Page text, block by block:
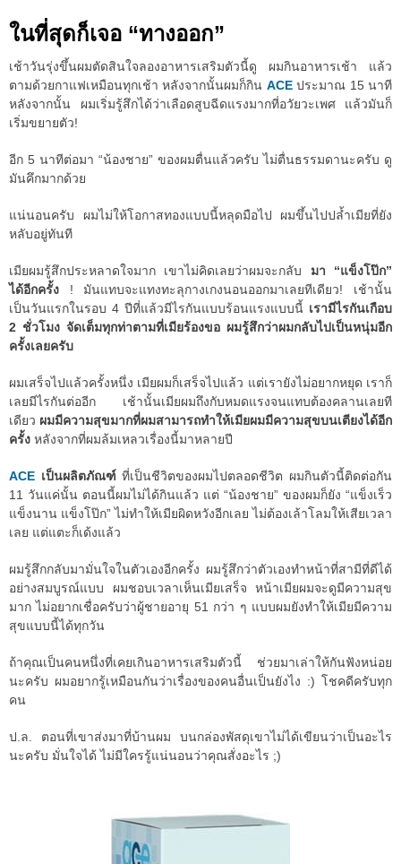
ในที่สุดก็เจอ “ทางออก”
เช้าวันรุ่งขึ้นผมตัดสินใจลองอาหารเสริมตัวนี้ดู ผมกินอาหารเช้า แล้ว
ตามด้วยกาแฟเหมือนทุกเช้า หลังจากนั้นผมก็กิน ACEประมาณ 15 นาที
หลังจากนั้น ผมเริ่มรู้สึกได้ว่าเลือดสูบฉีดแรงมากที่อวัยวะเพศ แล้วมันก็
เริ่มขยายตัว!
อีก 5 นาทีต่อมา “น้องชาย” ของผมตื่นแล้วครับ ไม่ตื่นธรรมดานะครับ ดู
มันคึกมากด้วย
แน่นอนครับ ผมไม่ให้โอกาสทองแบบนี้หลุดมือไป ผมขึ้นไปปล้ำเมียที่ยัง
หลับอยู่ทันที
เมียผมรู้สึกประหลาดใจมาก เขาไม่คิดเลยว่าผมจะกลับ มา “แข็งโป๊ก”
ได้อีกครั้ง ! มันแทบจะแทงทะลุกางเกงนอนออกมาเลยทีเดียว! เช้านั้น
เป็นวันแรกในรอบ 4 ปีที่แล้วมีไรกันแบบร้อนแรงแบบนี้ เรามีไรกันเกือบ
2 ชั่วโมง จัดเต็มทุกท่าตามที่เมียร้องขอ ผมรู้สึกว่าผมกลับไปเป็นหนุ่มอีก
ครั้งเลยครับ
ผมเสร็จไปแล้วครั้งหนึ่ง เมียผมก็เสร็จไปแล้ว แต่เรายังไม่อยากหยุด เราก็
เลยมีไรกันต่ออีก เช้านั้นเมียผมถึงกับหมดแรงจนแทบต้องคลานเลยที
เดียว ผมมีความสุขมากที่ผมสามารถทำให้เมียผมมีความสุขบนเตียงได้อีก
ครั้ง หลังจากที่ผมล้มเหลวเรื่องนี้มาหลายปี
ACE เป็นผลิตภัณฑ์ที่เป็นชีวิตของผมไปตลอดชีวิต ผมกินตัวนี้ติดต่อกัน
11 วันแค่นั้น ตอนนี้ผมไม่ได้กินแล้ว แต่ “น้องชาย” ของผมก็ยัง “แข็งเร็ว
แข็งนาน แข็งโป๊ก” ไม่ทำให้เมียผิดหวังอีกเลย ไม่ต้องเล้าโลมให้เสียเวลา
เลย แต่แตะก็เด้งแล้ว
ผมรู้สึกกลับมามั่นใจในตัวเองอีกครั้ง ผมรู้สึกว่าตัวเองทำหน้าที่สามีที่ดีได้
อย่างสมบูรณ์แบบ ผมชอบเวลาเห็นเมียเสร็จ หน้าเมียผมจะดูมีความสุข
มาก ไม่อยากเชื่อครับว่าผู้ชายอายุ 51 กว่า ๆ แบบผมยังทำให้เมียมีความ
สุขแบบนี้ได้ทุกวัน
ถ้าคุณเป็นคนหนึ่งที่เคยเกินอาหารเสริมตัวนี้ ช่วยมาเล่าให้กันฟังหน่อย
นะครับ ผมอยากรู้เหมือนกันว่าเรื่องของคนอื่นเป็นยังไง :) โชคดีครับทุก
คน
ป.ล. ตอนที่เขาส่งมาที่บ้านผม บนกล่องพัสดุเขาไม่ได้เขียนว่าเป็นอะไร
นะครับ มั่นใจได้ ไม่มีใครรู้แน่นอนว่าคุณสั่งอะไร ;)